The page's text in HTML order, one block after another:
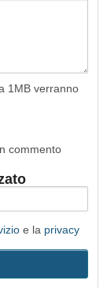
1MB verranno
commento
e la privacy